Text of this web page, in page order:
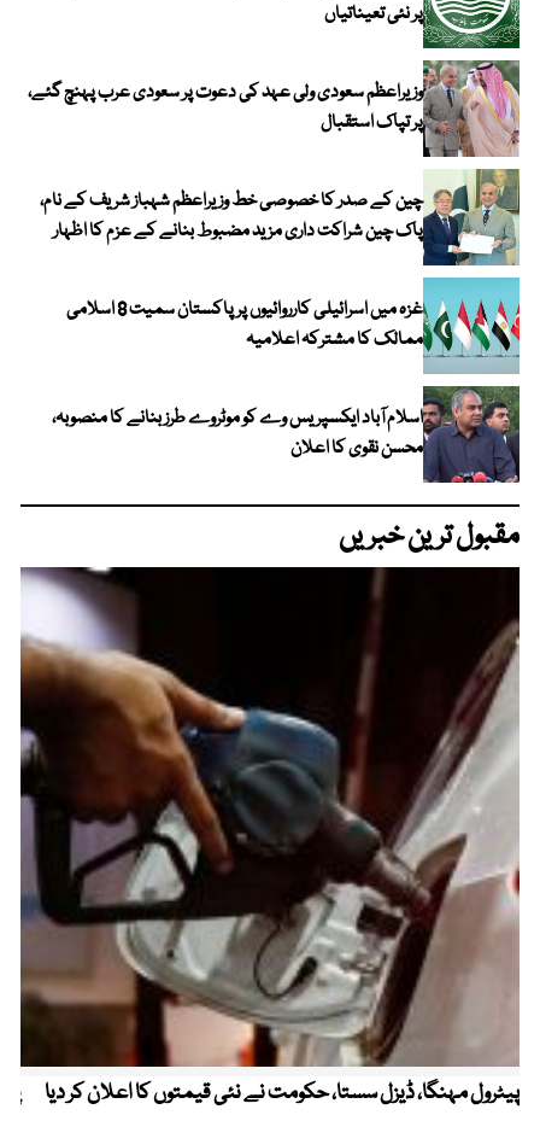
پر نئی تعیناتیاں
وزیراعظم سعودی ولی عہد کی دعوت پر سعودی عرب پہنچ گئے،
پر تپاک استقبال
چین کے صدر کا خصوصی خط وزیراعظم شہباز شریف کے نام،
پاک چین شراکت داری مزید مضبوط بنانے کے عزم کا اظہار
غزہ میں اسرائیلی کارروائیوں پر پاکستان سمیت 8 اسلامی
ممالک کا مشترکہ اعلامیہ
اسلام آباد ایکسپریس وے کو موٹروے طرز بنانے کا منصوبہ،
محسن نقوی کا اعلان
مقبول ترین خبریں
پیٹرول مہنگا، ڈیزل سستا، حکومت نے نئی قیمتوں کا اعلان کر دیا